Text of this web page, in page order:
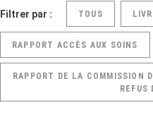
Filtrer par : TOUS
RAPPORT ACCÈS AUX SOINS
RAPPORT DE LA COMMISSION
REFUS